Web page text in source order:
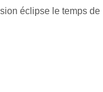
éclipse le temps de